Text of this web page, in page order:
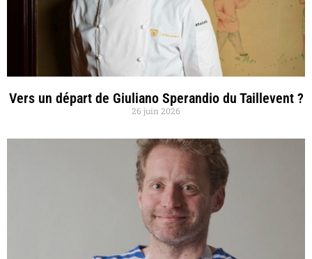
Vers un départ de Giuliano Sperandio du Taillevent ?
26 juin 2026